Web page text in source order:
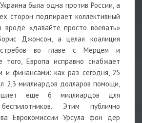
была одна против России, а
сторон подпирает коллективный
вроде «давайте просто воевать»
Джонсон, а целая коалиция
во главе с Мерцем и
того, Европа исправно снабжает
и финансами: как раз сегодня, 25
2,3 миллиардов долларов помощи,
еще 6 миллиардов для
Этим публично
Еврокомиссии Урсула фон дер